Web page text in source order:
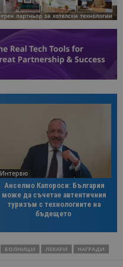
Интервю
Анселмо Капороси: България
може да съчетае автентичния
туризъм с технологиите на
бъдещето
БОЛНИЦИ ЛЕКАРИ НАГРАДИ